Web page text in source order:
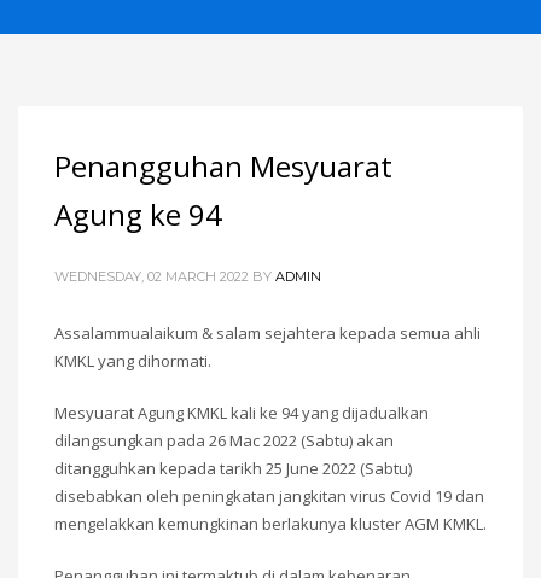
Penangguhan Mesyuarat
Agung ke 94
WEDNESDAY, 02 MARCH 2022 BY ADMIN
Assalammualaikum & salam sejahtera kepada semua ahli
KMKL yang dihormati.
Mesyuarat Agung KMKL kali ke 94 yang dijadualkan
dilangsungkan pada 26 Mac 2022 (Sabtu) akan
ditangguhkan kepada tarikh 25 June 2022 (Sabtu)
disebabkan oleh peningkatan jangkitan virus Covid 19 dan
mengelakkan kemungkinan berlakunya kluster AGM KMKL.